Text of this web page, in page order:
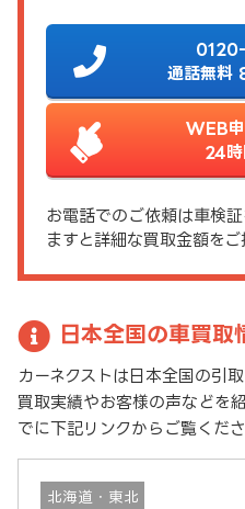
通話無料
WEB申
24時
お電話でのご依頼は車検
ますと詳細な買取金額をご
日本全国の車買取
カーネクストは日本全国の引
買取実績やお客様の声などを
でに下記リンクからご覧くださ
北海道・東北